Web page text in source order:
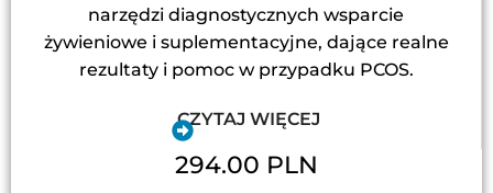
narzędzi diagnostycznych wsparcie
żywieniowe i suplementacyjne, dające realne
rezultaty i pomoc w przypadku PCOS.
CZYTAJ WIĘCEJ
294.00 PLN